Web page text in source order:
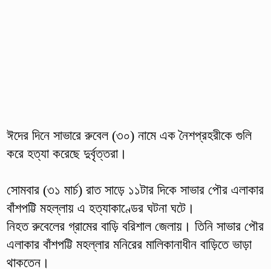
ঈদের দিনে সাভারে রুবেল (৩০) নামে এক নৈশপ্রহরীকে গুলি
করে হত্যা করেছে দুর্বৃত্তরা।
সোমবার (৩১ মার্চ) রাত সাড়ে ১১টার দিকে সাভার পৌর এলাকার
বাঁশপট্টি মহল্লায় এ হত্যাকাণ্ডের ঘটনা ঘটে।
নিহত রুবেলের গ্রামের বাড়ি বরিশাল জেলায়। তিনি সাভার পৌর
এলাকার বাঁশপট্টি মহল্লার মনিরের মালিকানাধীন বাড়িতে ভাড়া
থাকতেন।